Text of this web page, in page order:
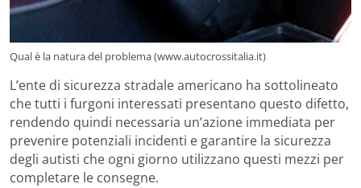
Qual è la natura del problema (www.autocrossitalia.it)
L’ente di sicurezza stradale americano ha sottolineato
che tutti i furgoni interessati presentano questo difetto,
rendendo quindi necessaria un’azione immediata per
prevenire potenziali incidenti e garantire la sicurezza
degli autisti che ogni giorno utilizzano questi mezzi per
completare le consegne.